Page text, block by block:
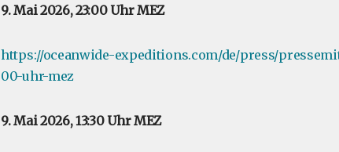
9. Mai 2026, 23:00 Uhr MEZ
https://oceanwide-expeditions.com/de/press/
00-uhr-mez
9. Mai 2026, 13:30 Uhr MEZ